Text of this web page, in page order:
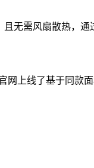
无需风扇散热，
上线了基于同款